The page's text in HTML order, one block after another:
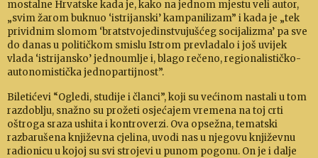
mostalne Hrvatske kada je, kako na jednom mjestu veli autor,
„svim žarom buk­nuo ‘istri­jan­ski’ kam­pa­nilizam” i kada je „tek
prividnim slomom ‘brat­stvo­je­dinstvu­jušćeg socijalizma’ pa sve
do danas u po­litičkom smislu Is­trom prevladalo i još uvijek
vlada ‘is­trijansko’ jedno­um­lje i, blago rečeno, regiona­lis­tičko-
autonomistička jed­no­partijnost”.
Biletićevi “Ogledi, studije i članci”, koji su većinom na­stali u tom
razdoblju, snažno su prožeti o­sje­ćajem vre­me­na na toj crti
oštroga sraza ushita i kontroverzi. Ova op­sežna, tematski
razbarušena književna cjelina, uvodi nas u njegovu književnu
radionicu u kojoj su svi strojevi u punom pogonu. On je i dalje